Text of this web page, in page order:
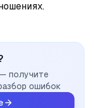
получите
ошибок